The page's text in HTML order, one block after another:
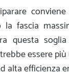
la fascia
questa
essere
alta efficienza